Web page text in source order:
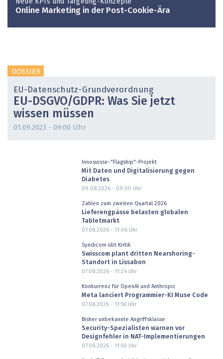
Online Marketing in der Post-Cookie-Ära
DOSSIER
EU-Datenschutz-Grundverordnung
EU-DSGVO/GDPR: Was Sie jetzt
wissen müssen
01.09.2023 - 09:00 Uhr
Innosuisse-"Flagship"-Projekt
Mit Daten und Digitalisierung gegen
Diabetes
09.08.2026 - 09:00 Uhr
Zahlen zum zweiten Quartal 2026
Lieferengpässe belasten globalen
Tabletmarkt
07.08.2026 - 11:06Uhr
Syndicom übt Kritik
Swisscom plant dritten Nearshoring-
Standort in Lissabon
07.08.2026 - 11:24Uhr
Konkurrenz für OpenAI und Anthropic
Meta lanciert Programmier-KI Muse Code
07.08.2026 - 11:56Uhr
Bisher unbekannte Angriffsklasse
Security-Spezialisten warnen vor
Designfehler in NAT-Implementierungen
07.08.2026 - 11:50 Uhr